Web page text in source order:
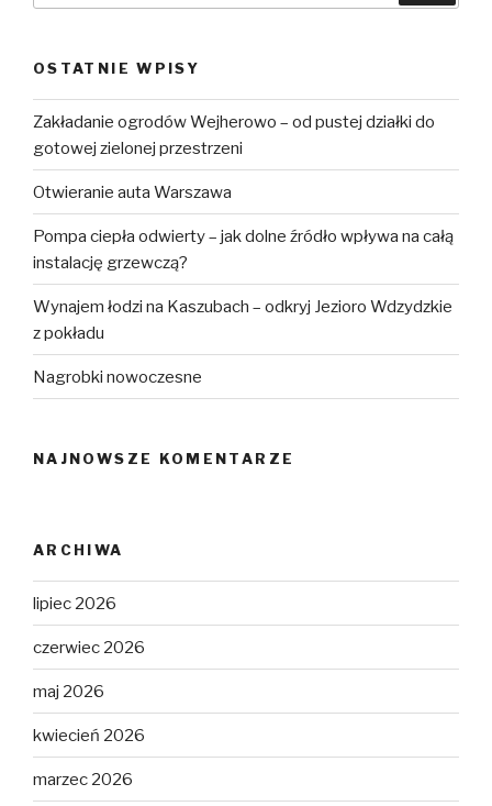
OSTATNIE WPISY
Zakładanie ogrodów Wejherowo – od pustej działki do
gotowej zielonej przestrzeni
Otwieranie auta Warszawa
Pompa ciepła odwierty – jak dolne źródło wpływa na całą
instalację grzewczą?
Wynajem łodzi na Kaszubach – odkryj Jezioro Wdzydzkie
z pokładu
Nagrobki nowoczesne
NAJNOWSZE KOMENTARZE
ARCHIWA
lipiec 2026
czerwiec 2026
maj 2026
kwiecień 2026
marzec 2026